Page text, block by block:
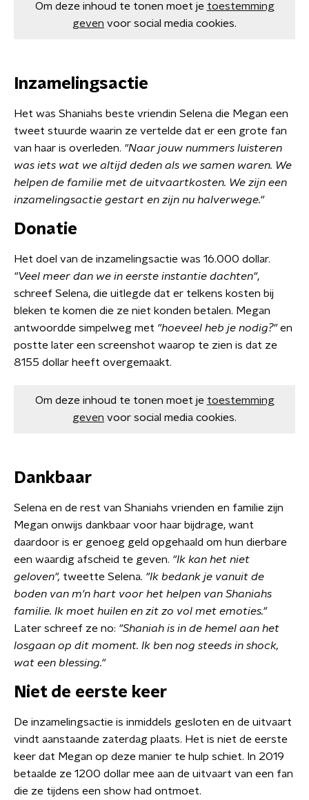
Om deze inhoud te tonen moet je toestemming
geven voor social media cookies.
Inzamelingsactie
Het was Shaniahs beste vriendin Selena die Megan een
tweet stuurde waarin ze vertelde dat er een grote fan
van haar is overleden. "Naar jouw nummers luisteren
was iets wat we altijd deden als we samen waren. We
helpen de familie met de uitvaartkosten. We zijn een
inzamelingsactie gestart en zijn nu halverwege."
Donatie
Het doel van de inzamelingsactie was 16.000 dollar.
"Veel meer dan we in eerste instantie dachten",
schreef Selena, die uitlegde dat er telkens kosten bij
bleken te komen die ze niet konden betalen. Megan
antwoordde simpelweg met "hoeveel heb je nodig?"en
postte later een screenshot waarop te zien is dat ze
8155 dollar heeft overgemaakt.
Om deze inhoud te tonen moet je toestemming
geven voor social media cookies.
Dankbaar
Selena en de rest van Shaniahs vrienden en familie zijn
Megan onwijs dankbaar voor haar bijdrage, want
daardoor is er genoeg geld opgehaald om hun dierbare
een waardig afscheid te geven. "Ik kan het niet
geloven", tweette Selena. "Ik bedank je vanuit de
boden van m'n hart voor het helpen van Shaniahs
familie. Ik moet huilen en zit zo vol met emoties."
Later schreef ze no: "Shaniah is in de hemel aan het
losgaan op dit moment. Ik ben nog steeds in shock,
wat een blessing."
Niet de eerste keer
De inzamelingsactie is inmiddels gesloten en de uitvaart
vindt aanstaande zaterdag plaats. Het is niet de eerste
keer dat Megan op deze manier te hulp schiet. In 2019
betaalde ze 1200 dollar mee aan de uitvaart van een fan
die ze tijdens een show had ontmoet.